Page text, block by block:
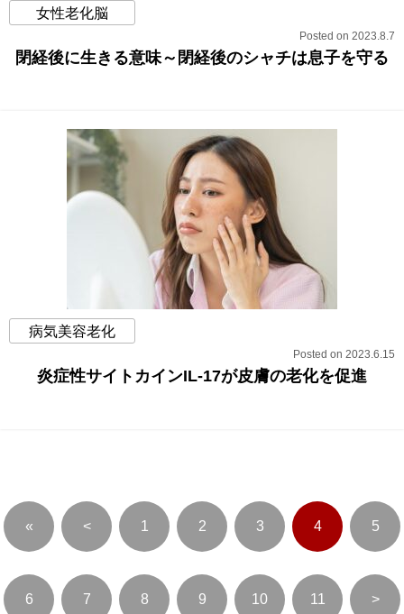
女性老化脳
Posted on 2023.8.7
閉経後に生きる意味～閉経後のシャチは息子を守る
病気美容老化
Posted on 2023.6.15
炎症性サイトカインIL-17が皮膚の老化を促進
« < 1 2 3 4 5
6 7 8 9 10 11 >